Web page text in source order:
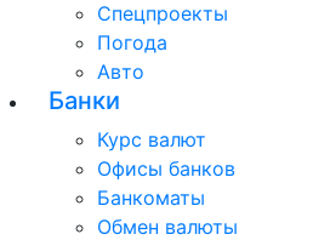
Спецпроекты
Погода
Авто
Банки
Курс валют
Офисы банков
Банкоматы
Обмен валюты